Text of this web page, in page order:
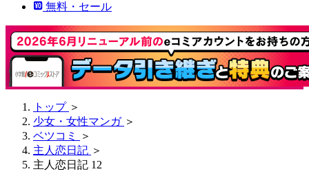
無料・セール
トップ ＞
少女・女性マンガ ＞
ベツコミ
＞
主人恋日記 ＞
主人恋日記 12